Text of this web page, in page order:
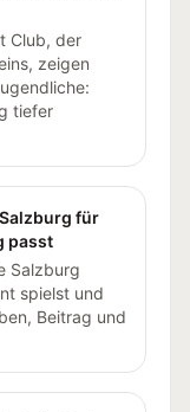
Club, der
zeigen
tiefer
für
passt
Salzburg
spielst und
Beitrag und